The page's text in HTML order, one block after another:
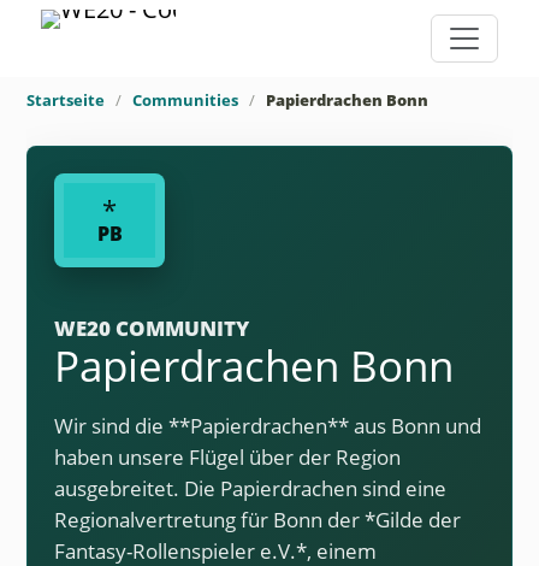
Startseite Communities Papierdrachen Bonn
*
PB
WE20 COMMUNITY
Papierdrachen Bonn
Wir sind die **Papierdrachen** aus Bonn und
haben unsere Flügel über der Region
ausgebreitet. Die Papierdrachen sind eine
Regionalvertretung für Bonn der *Gilde der
Fantasy-Rollenspieler e.V.*, einem